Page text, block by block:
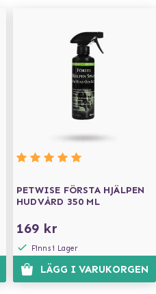
PETWISE FÖRSTA HJÄLPEN
HUDVÅRD 350 ML
169 kr
Finns i Lager
LÄGG I VARUKORGEN